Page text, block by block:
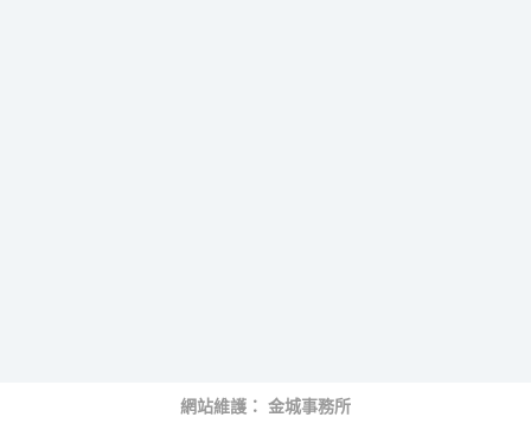
網站維護： 金城事務所